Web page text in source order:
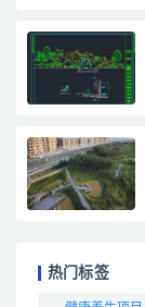
热门标签